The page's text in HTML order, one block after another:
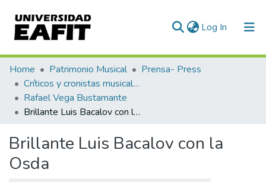
Log In (current)
Communities & Collections
All of DSpace
Statistics
Home Patrimonio Musical
Prensa- Press
Críticos y cronistas musicales
Rafael Vega Bustamante
Brillante Luis Bacalov con la Osda
Brillante Luis Bacalov con la
Osda